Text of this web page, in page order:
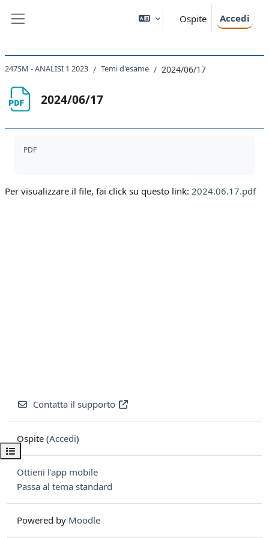
Ospite Accedi
Apri indice del corso
247SM - ANALISI 1 2023 Temi d'esame 2024/06/17
2024/06/17
PDF
Per visualizzare il file, fai click su questo link: 2024.06.17.pdf
Contatta il supporto
Ospite (Accedi)
Ottieni l'app mobile
Passa al tema standard
Powered by Moodle